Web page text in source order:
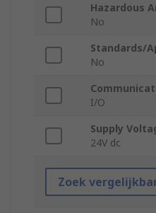
Hazardous
No
Standards/
No
I/O
Supply
24V dc
Zoek